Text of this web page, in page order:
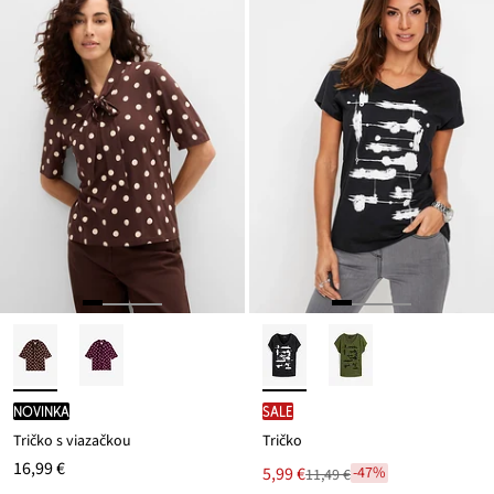
novinka
Tričko s viazačkou
16,99 €
SALE
Tričko
Nová
5,99 €
Zľava11,49 €-47%